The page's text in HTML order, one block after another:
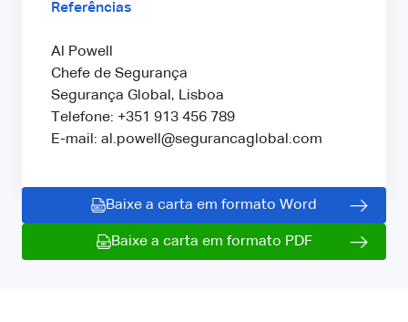
Referências
Al Powell
Chefe de Segurança
Segurança Global, Lisboa
Telefone: +351 913 456 789
E-mail: al.powell@segurancaglobal.com
Baixe a carta em formato Word
Baixe a carta em formato PDF